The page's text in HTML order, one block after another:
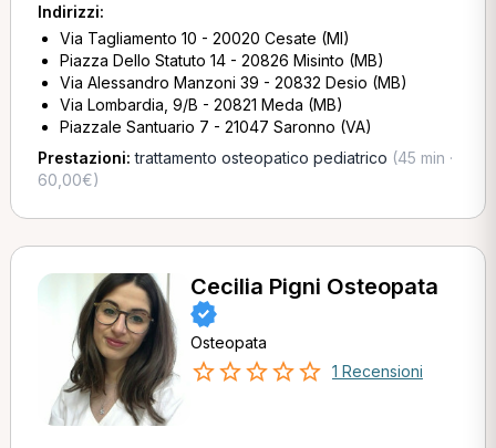
Indirizzi:
Via Tagliamento 10 - 20020 Cesate (MI)
Piazza Dello Statuto 14 - 20826 Misinto (MB)
Via Alessandro Manzoni 39 - 20832 Desio (MB)
Via Lombardia, 9/B - 20821 Meda (MB)
Piazzale Santuario 7 - 21047 Saronno (VA)
Prestazioni:trattamento osteopatico pediatrico (45 min ·
60,00€)
Cecilia Pigni Osteopata
Osteopata
1 Recensioni